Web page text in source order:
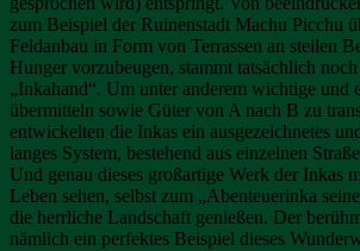
zum Beispiel der Ruinenstadt Machu Picchu
Feldanbau in Form von Terrassen an steilen
Hunger vorzubeugen, stammt tatsächlich
„Inkahand“. Um unter anderem wichtige und
übermitteln sowie Güter von A nach B zu
entwickelten die Inkas ein ausgezeichnetes
langes System, bestehend aus einzelnen
Und genau dieses großartige Werk der Inkas
Leben sehen, selbst zum „Abenteuerinka
die herrliche Landschaft genießen. Der
nämlich ein perfektes Beispiel dieses